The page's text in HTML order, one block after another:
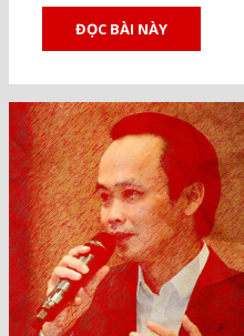
ĐỌC BÀI NÀY